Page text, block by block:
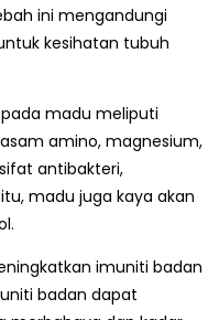
ini mengandungi
kesihatan tubuh
madu meliputi
amino, magnesium,
antibakteri,
madu juga kaya akan
imuniti badan
badan dapat